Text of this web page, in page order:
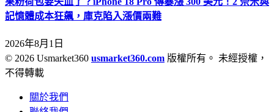
記憶體成本狂飆，庫克陷入漲價兩難
2026年8月1日
© 2026 Usmarket360 usmarket360.com 版權所有。 未經授權，
不得轉載
關於我們